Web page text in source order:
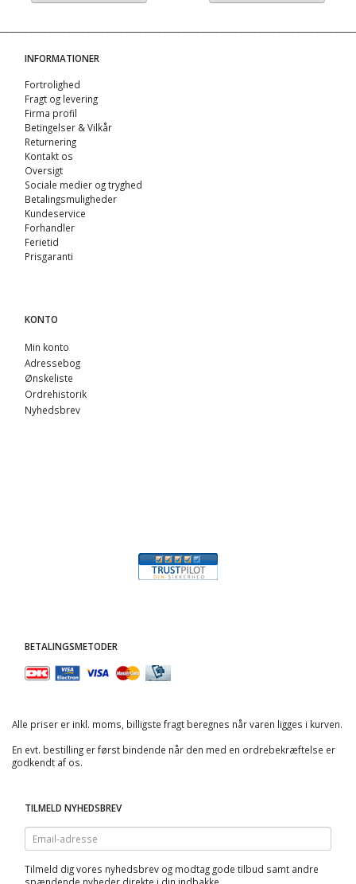
INFORMATIONER
Fortrolighed
Fragt og levering
Firma profil
Betingelser & Vilkår
Returnering
Kontakt os
Oversigt
Sociale medier og tryghed
Betalingsmuligheder
Kundeservice
Forhandler
Ferietid
Prisgaranti
KONTO
Min konto
Adressebog
Ønskeliste
Ordrehistorik
Nyhedsbrev
BETALINGSMETODER
Alle priser er inkl. moms, billigste fragt beregnes når varen ligges i kurven.
En evt. bestilling er først bindende når den med en ordrebekræftelse er
godkendt af os.
TILMELD NYHEDSBREV
Email-
adresse
Tilmeld dig vores nyhedsbrev og modtag gode tilbud samt andre